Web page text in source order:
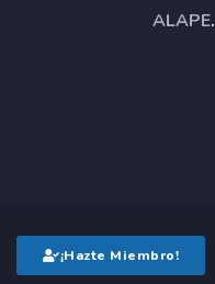
ALAPE.
¡Hazte Miembro!